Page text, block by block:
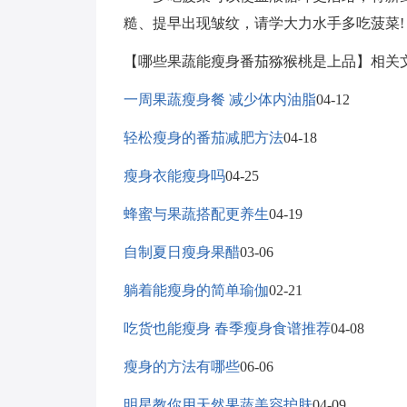
糙、提早出现皱纹，请学大力水手多吃菠菜!
【哪些果蔬能瘦身番茄猕猴桃是上品】相关
一周果蔬瘦身餐 减少体内油脂04-12
轻松瘦身的番茄减肥方法04-18
瘦身衣能瘦身吗04-25
蜂蜜与果蔬搭配更养生04-19
自制夏日瘦身果醋03-06
躺着能瘦身的简单瑜伽02-21
吃货也能瘦身 春季瘦身食谱推荐04-08
瘦身的方法有哪些06-06